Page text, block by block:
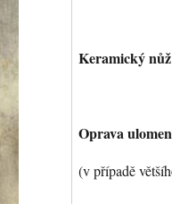
Keramický nůž
Oprava
(v případě